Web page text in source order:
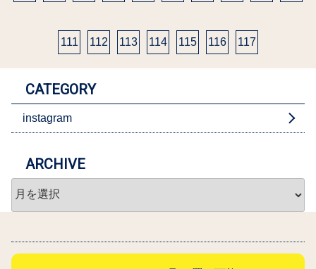
111 112 113 114 115 116 117
CATEGORY
instagram
ARCHIVE
ARCHIVE